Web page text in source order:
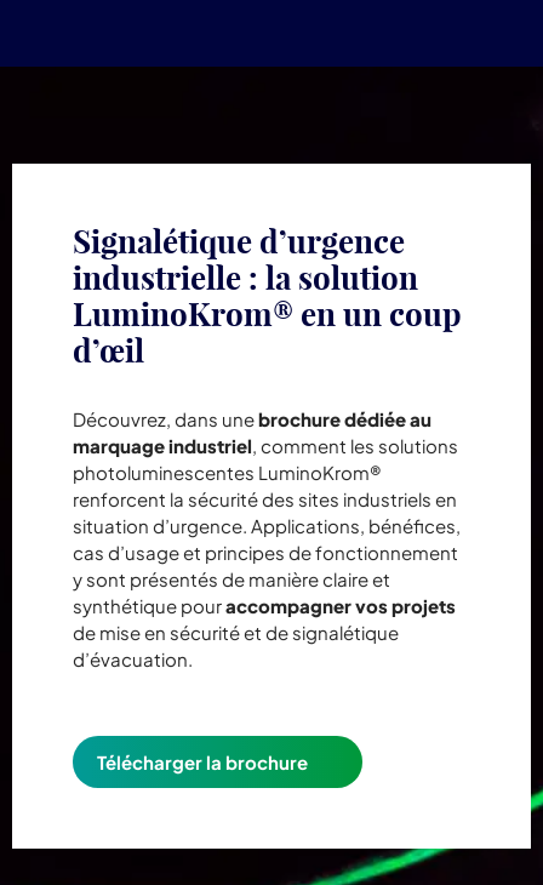
Signalétique d’urgence
industrielle : la solution
LuminoKrom® en un coup
d’œil
Découvrez, dans unebrochure dédiée au
marquage industriel , comment les solutions
photoluminescentes LuminoKrom®
renforcent la sécurité des sites industriels en
situation d’urgence. Applications, bénéfices,
cas d’usage et principes de fonctionnement
y sont présentés de manière claire et
synthétique pouraccompagner vos projets
de mise en sécurité et de signalétique
d’évacuation.
Télécharger la brochure